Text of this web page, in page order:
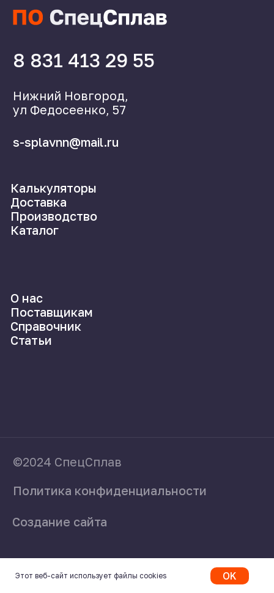
Этот веб-сайт использует файлы cookies OK